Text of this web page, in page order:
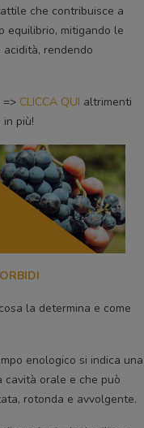
che contribuisce a
equilibrio, mitigando le
acidità, rendendo
=> CLICCA QUI altrimenti
più!
la determina e come
enologico si indica una
cavità orale e che può
rotonda e avvolgente.